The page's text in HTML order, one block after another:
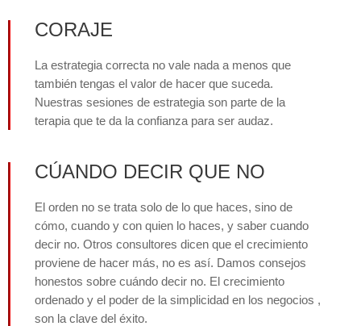
CORAJE
La estrategia correcta no vale nada a menos que
también tengas el valor de hacer que suceda.
Nuestras sesiones de estrategia son parte de la
terapia que te da la confianza para ser audaz.
CÚANDO DECIR QUE NO
El orden no se trata solo de lo que haces, sino de
cómo, cuando y con quien lo haces, y saber cuando
decir no. Otros consultores dicen que el crecimiento
proviene de hacer más, no es así. Damos consejos
honestos sobre cuándo decir no. El crecimiento
ordenado y el poder de la simplicidad en los negocios ,
son la clave del éxito.